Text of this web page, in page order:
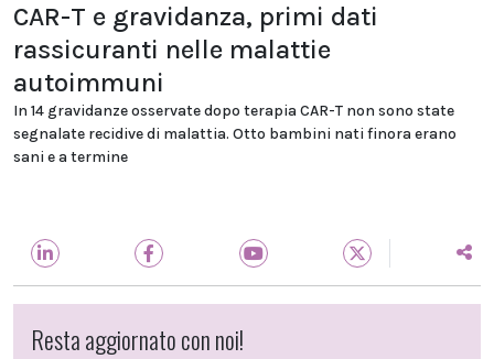
CAR-T e gravidanza, primi dati
rassicuranti nelle malattie
autoimmuni
In 14 gravidanze osservate dopo terapia CAR-T non sono state
segnalate recidive di malattia. Otto bambini nati finora erano
sani e a termine
Resta aggiornato con noi!